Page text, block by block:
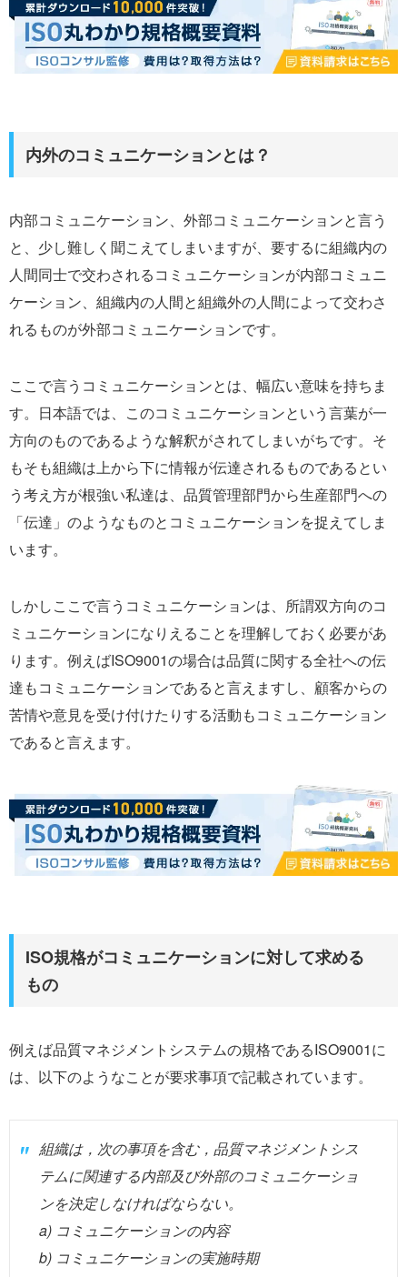
内外のコミュニケーションとは？
内部コミュニケーション、外部コミュニケーションと言う
と、少し難しく聞こえてしまいますが、要するに組織内の
人間同士で交わされるコミュニケーションが内部コミュニ
ケーション、組織内の人間と組織外の人間によって交わさ
れるものが外部コミュニケーションです。
ここで言うコミュニケーションとは、幅広い意味を持ちま
す。日本語では、このコミュニケーションという言葉が一
方向のものであるような解釈がされてしまいがちです。そ
もそも組織は上から下に情報が伝達されるものであるとい
う考え方が根強い私達は、品質管理部門から生産部門への
「伝達」のようなものとコミュニケーションを捉えてしま
います。
しかしここで言うコミュニケーションは、所謂双方向のコ
ミュニケーションになりえることを理解しておく必要があ
ります。例えばISO9001の場合は品質に関する全社への伝
達もコミュニケーションであると言えますし、顧客からの
苦情や意見を受け付けたりする活動もコミュニケーション
であると言えます。
ISO規格がコミュニケーションに対して求める
もの
例えば品質マネジメントシステムの規格であるISO9001に
は、以下のようなことが要求事項で記載されています。
組織は，次の事項を含む，品質マネジメントシス
テムに関連する内部及び外部のコミュニケーショ
ンを決定しなければならない。
a) コミュニケーションの内容
b) コミュニケーションの実施時期